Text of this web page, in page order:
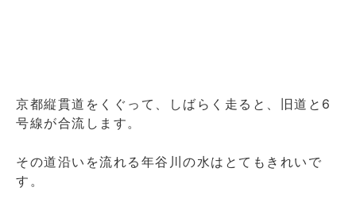
京都縦貫道をくぐって、しばらく走ると、旧道と6
号線が合流します。
その道沿いを流れる年谷川の水はとてもきれいで
す。